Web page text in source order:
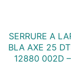
SERRURE A
BLA AXE 25
12880 002D –